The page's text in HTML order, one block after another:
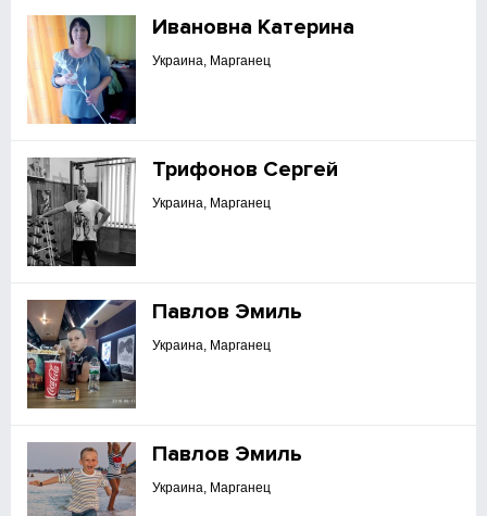
Ивановна Катерина
Украина, Марганец
Трифонов Сергей
Украина, Марганец
Павлов Эмиль
Украина, Марганец
Павлов Эмиль
Украина, Марганец